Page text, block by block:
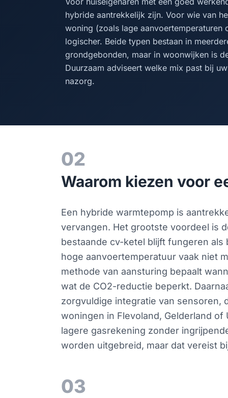
hybride aantrekkelijk zijn. Voor wie van
woning (zoals lage
logischer. Beide typen bestaan in
grondgebonden, maar in woonwijken is
Duurzaam adviseert welke mix past bij
nazorg.
02
Waarom kiezen voor
Een hybride warmtepomp is
vervangen. Het grootste voordeel is
bestaande cv-ketel blijft fungeren
hoge aanvoertemperatuur vaak niet
methode van aansturing bepaalt
wat de CO2-reductie beperkt.
zorgvuldige integratie van sensoren,
woningen in Flevoland, Gelderland
lagere gasrekening zonder
worden uitgebreid, maar dat vereist
03